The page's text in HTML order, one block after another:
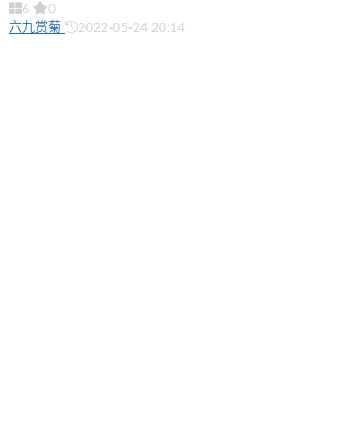
6
0
六九赏菊
2022-05-24 20:14